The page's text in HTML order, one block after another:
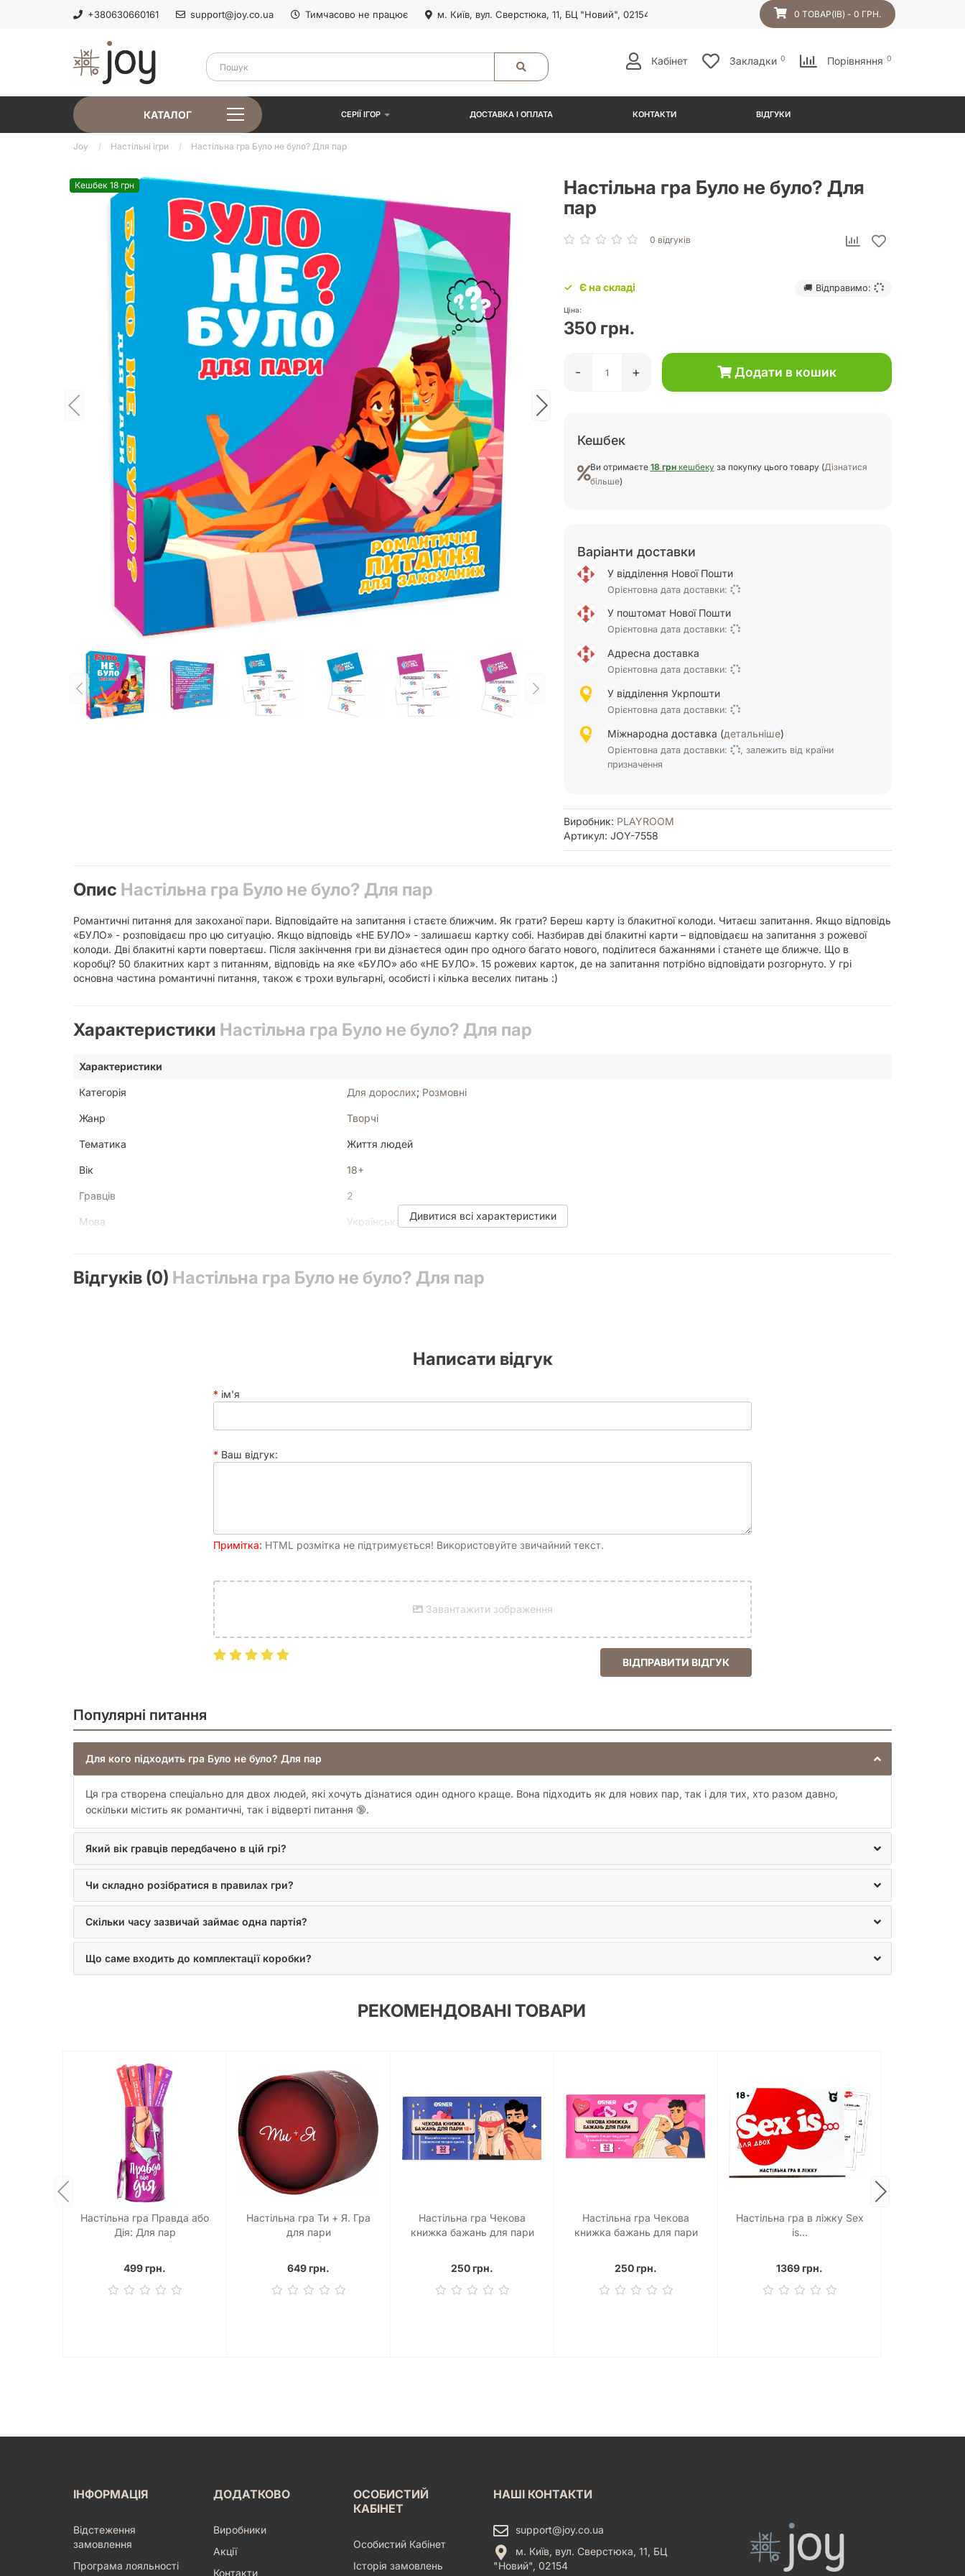
+380630660161 support@joy.co.ua Тимчасово не працює м. Київ, вул. Сверстюка, 11, БЦ "Новий", 02154 0 ТОВАР(ІВ) - 0 ГРН.
Кабінет Закладки 0 Порівняння 0
КАТАЛОГ СЕРІЇ ІГОР ДОСТАВКА І ОПЛАТА КОНТАКТИ ВІДГУКИ
Joy Настільні ігри Настільна гра Було не було? Для пар
Кешбек 18 грн
Настільна гра Було не було? Для
пар
0 відгуків
Є на складі 🚚 Відправимо:
Ціна:
350 грн.
- + Додати в кошик
Кешбек
Ви отримаєте 18 грнкешбекуза покупку цього товару (Дізнатися
більше)
Варіанти доставки
У відділення Нової Пошти
Орієнтовна дата доставки:
У поштомат Нової Пошти
Орієнтовна дата доставки:
Адресна доставка
Орієнтовна дата доставки:
У відділення Укрпошти
Орієнтовна дата доставки:
Міжнародна доставка (детальніше)
Орієнтовна дата доставки:
, залежить від країни
призначення
Виробник: PLAYROOM
Артикул: JOY-7558
Опис Настільна гра Було не було? Для пар
Романтичні питання для закоханої пари. Відповідайте на запитання і стаєте ближчим. Як грати? Береш карту із блакитної колоди. Читаєш запитання. Якщо відповідь
«БУЛО» - розповідаєш про цю ситуацію. Якщо відповідь «НЕ БУЛО» - залишаєш картку собі. Назбирав дві блакитні карти – відповідаєш на запитання з рожевої
колоди. Дві блакитні карти повертаєш. Після закінчення гри ви дізнаєтеся один про одного багато нового, поділитеся бажаннями і станете ще ближче. Що в
коробці? 50 блакитних карт з питанням, відповідь на яке «БУЛО» або «НЕ БУЛО». 15 рожевих карток, де на запитання потрібно відповідати розгорнуто. У грі
основна частина романтичні питання, також є трохи вульгарні, особисті і кілька веселих питань :)
Характеристики Настільна гра Було не було? Для пар
Характеристики
Категорія Для дорослих; Розмовні
Жанр Творчі
Тематика Життя людей
Вік 18+
Гравців 2
Мова Українська
У коробці 65 карт
Дивитися всі характеристики
Відгуків (0) Настільна гра Було не було? Для пар
Написати відгук
ім'я
Ваш відгук:
Примітка: HTML розмітка не підтримується! Використовуйте звичайний текст.
Завантажити зображення
ВІДПРАВИТИ ВІДГУК
Популярні питання
Для кого підходить гра Було не було? Для пар
Ця гра створена спеціально для двох людей, які хочуть дізнатися один одного краще. Вона підходить як для нових пар, так і для тих, хто разом давно,
оскільки містить як романтичні, так і відверті питання 🔞.
Який вік гравців передбачено в цій грі?
Чи складно розібратися в правилах гри?
Скільки часу зазвичай займає одна партія?
Що саме входить до комплектації коробки?
РЕКОМЕНДОВАНІ ТОВАРИ
Настільна гра Правда або
Дія: Для пар
499 грн.
Настільна гра Ти + Я. Гра
для пари
649 грн.
Настільна гра Чекова
книжка бажань для пари
250 грн.
Настільна гра Чекова
книжка бажань для пари
250 грн.
Настільна гра в ліжку Sex
is...
1369 грн.
ІНФОРМАЦІЯ
Відстеження
замовлення
Програма лояльності
ДОДАТКОВО
Виробники
Акції
Контакти
ОСОБИСТИЙ
КАБІНЕТ
Особистий Кабінет
Історія замовлень
НАШІ КОНТАКТИ
support@joy.co.ua
м. Київ, вул. Сверстюка, 11, БЦ
"Новий", 02154